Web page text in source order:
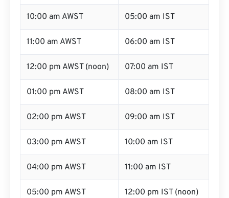
10:00 am AWST 05:00 am IST
11:00 am AWST 06:00 am IST
12:00 pm AWST (noon) 07:00 am IST
01:00 pm AWST 08:00 am IST
02:00 pm AWST 09:00 am IST
03:00 pm AWST 10:00 am IST
04:00 pm AWST 11:00 am IST
05:00 pm AWST 12:00 pm IST (noon)